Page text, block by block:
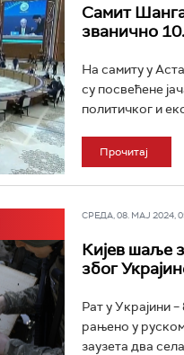
Самит
званично
На самиту у
су посвећене
политичког и
Прочитај
СРЕДА, 08. МАЈ 2024,
Кијев шаље
због
Рат у Украјини
рањено у
заузета два